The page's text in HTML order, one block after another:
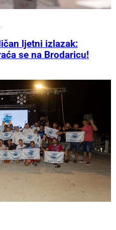
ljetni izlazak:
se na Brodaricu!